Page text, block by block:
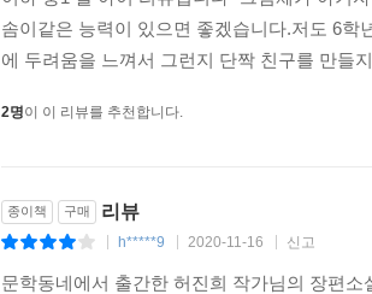
솜이같은 능력이 있으면 좋겠습니다.저도 6
에 두려움을 느껴서 그런지 단짝 친구를 만들
2명이 이 리뷰를 추천합니다.
종이책 구매 리뷰
h*****9 2020-11-16 신고
문학동네에서 출간한 허진희 작가님의 장편